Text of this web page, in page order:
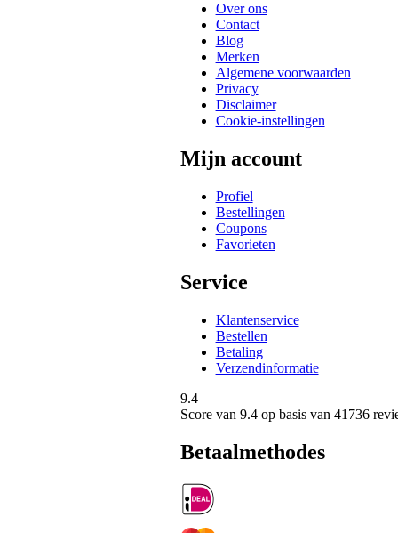
Over ons
Contact
Blog
Merken
Algemene voorwaarden
Privacy
Disclaimer
Cookie-instellingen
Mijn account
Profiel
Bestellingen
Coupons
Favorieten
Service
Klantenservice
Bestellen
Betaling
Verzendinformatie
9.4
Score van 9.4op basis van 41736
Betaalmethodes